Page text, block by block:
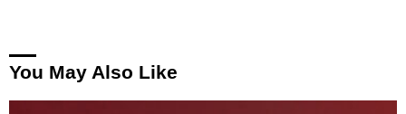
You May Also Like